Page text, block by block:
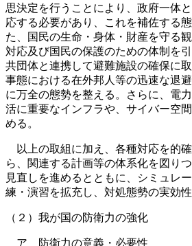
思決定を行うことにより、政府一体
応する必要があり、これを補佐する
た、国民の生命・身体・財産を守る
対応及び国民の保護のための体制を
共団体と連携して避難施設の確保に
事態における在外邦人等の迅速な退
に万全の態勢を整える。さらに、電
活に重要なインフラや、サイバー空
める。
以上の取組に加え、各種対応を的
ら、関連する計画等の体系化を図り
見直しを進めるとともに、シミュレ
練・演習を拡充し、対処態勢の実効性
（２）我が国の防衛力の強化
ア 防衛力の意義・必要性